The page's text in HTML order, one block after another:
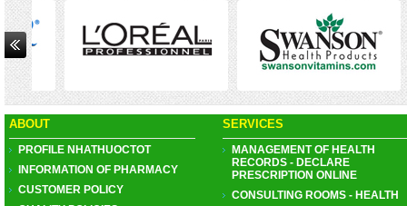
ABOUT
PROFILE NHATHUOCTOT
INFORMATION OF PHARMACY
CUSTOMER POLICY
SERVICES
MANAGEMENT OF HEALTH
RECORDS - DECLARE
PRESCRIPTION ONLINE
CONSULTING ROOMS - HEALTH